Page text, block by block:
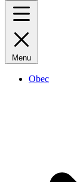
Menu
Obec